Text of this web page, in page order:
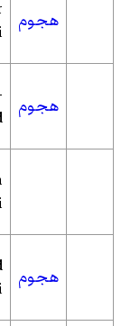
هجوم
هجوم
هجوم